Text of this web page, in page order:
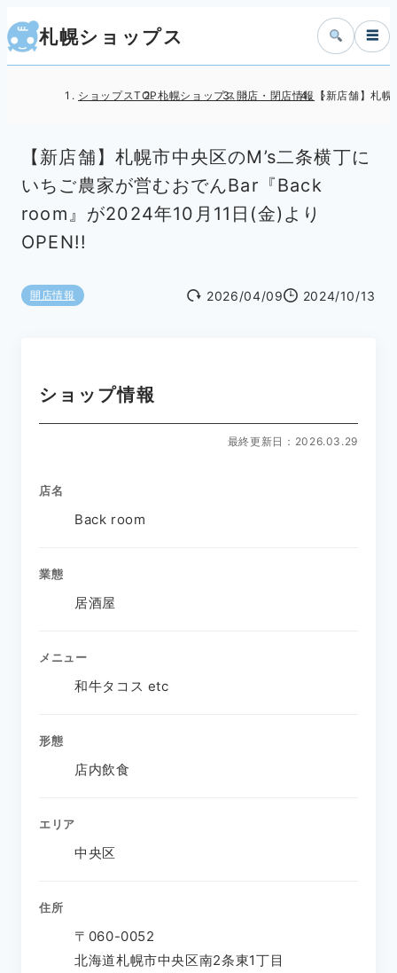
札幌ショップス ☰
ショップスTOP札幌ショップス開店・閉店情報 【新店舗】札
【新店舗】札幌市中央区のM’s二条横丁に
いちご農家が営むおでんBar『Back
room』が2024年10月11日(金)より
OPEN!!
開店情報 2026/04/09 2024/10/13
ショップ情報
最終更新日：2026.03.29
店名
Back room
業態
居酒屋
メニュー
和牛タコス etc
形態
店内飲食
エリア
中央区
住所
〒060-0052
北海道札幌市中央区南2条東1丁目